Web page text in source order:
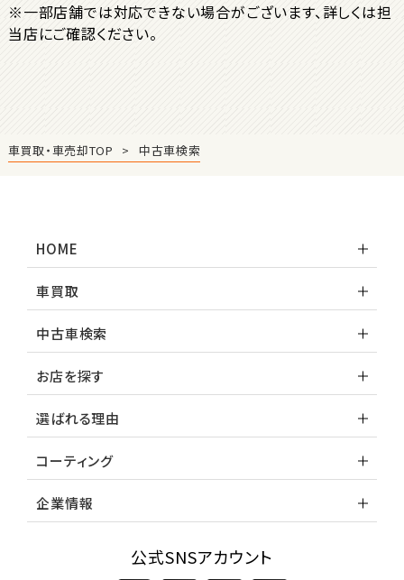
※一部店舗では対応できない場合がございます、詳しくは担
当店にご確認ください。
車買取・車売却TOP 中古車検索
HOME
車買取
中古車検索
お店を探す
選ばれる理由
コーティング
企業情報
公式SNSアカウント